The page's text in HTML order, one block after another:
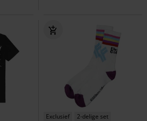
Exclusief 2-delige set